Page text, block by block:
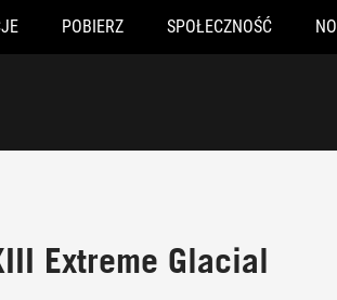
POBIERZ SPOŁECZNOŚĆ
Extreme Glacial